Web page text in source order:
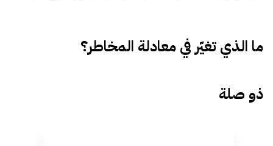
ما الذي تغيّر في معادلة المخاطر؟
ذو صلة